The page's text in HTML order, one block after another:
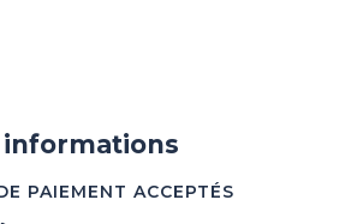
PAIEMENT ACCEPTÉS